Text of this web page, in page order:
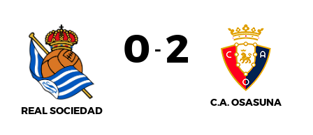
REAL SOCIEDAD
0 - 2
C.A. OSASUNA